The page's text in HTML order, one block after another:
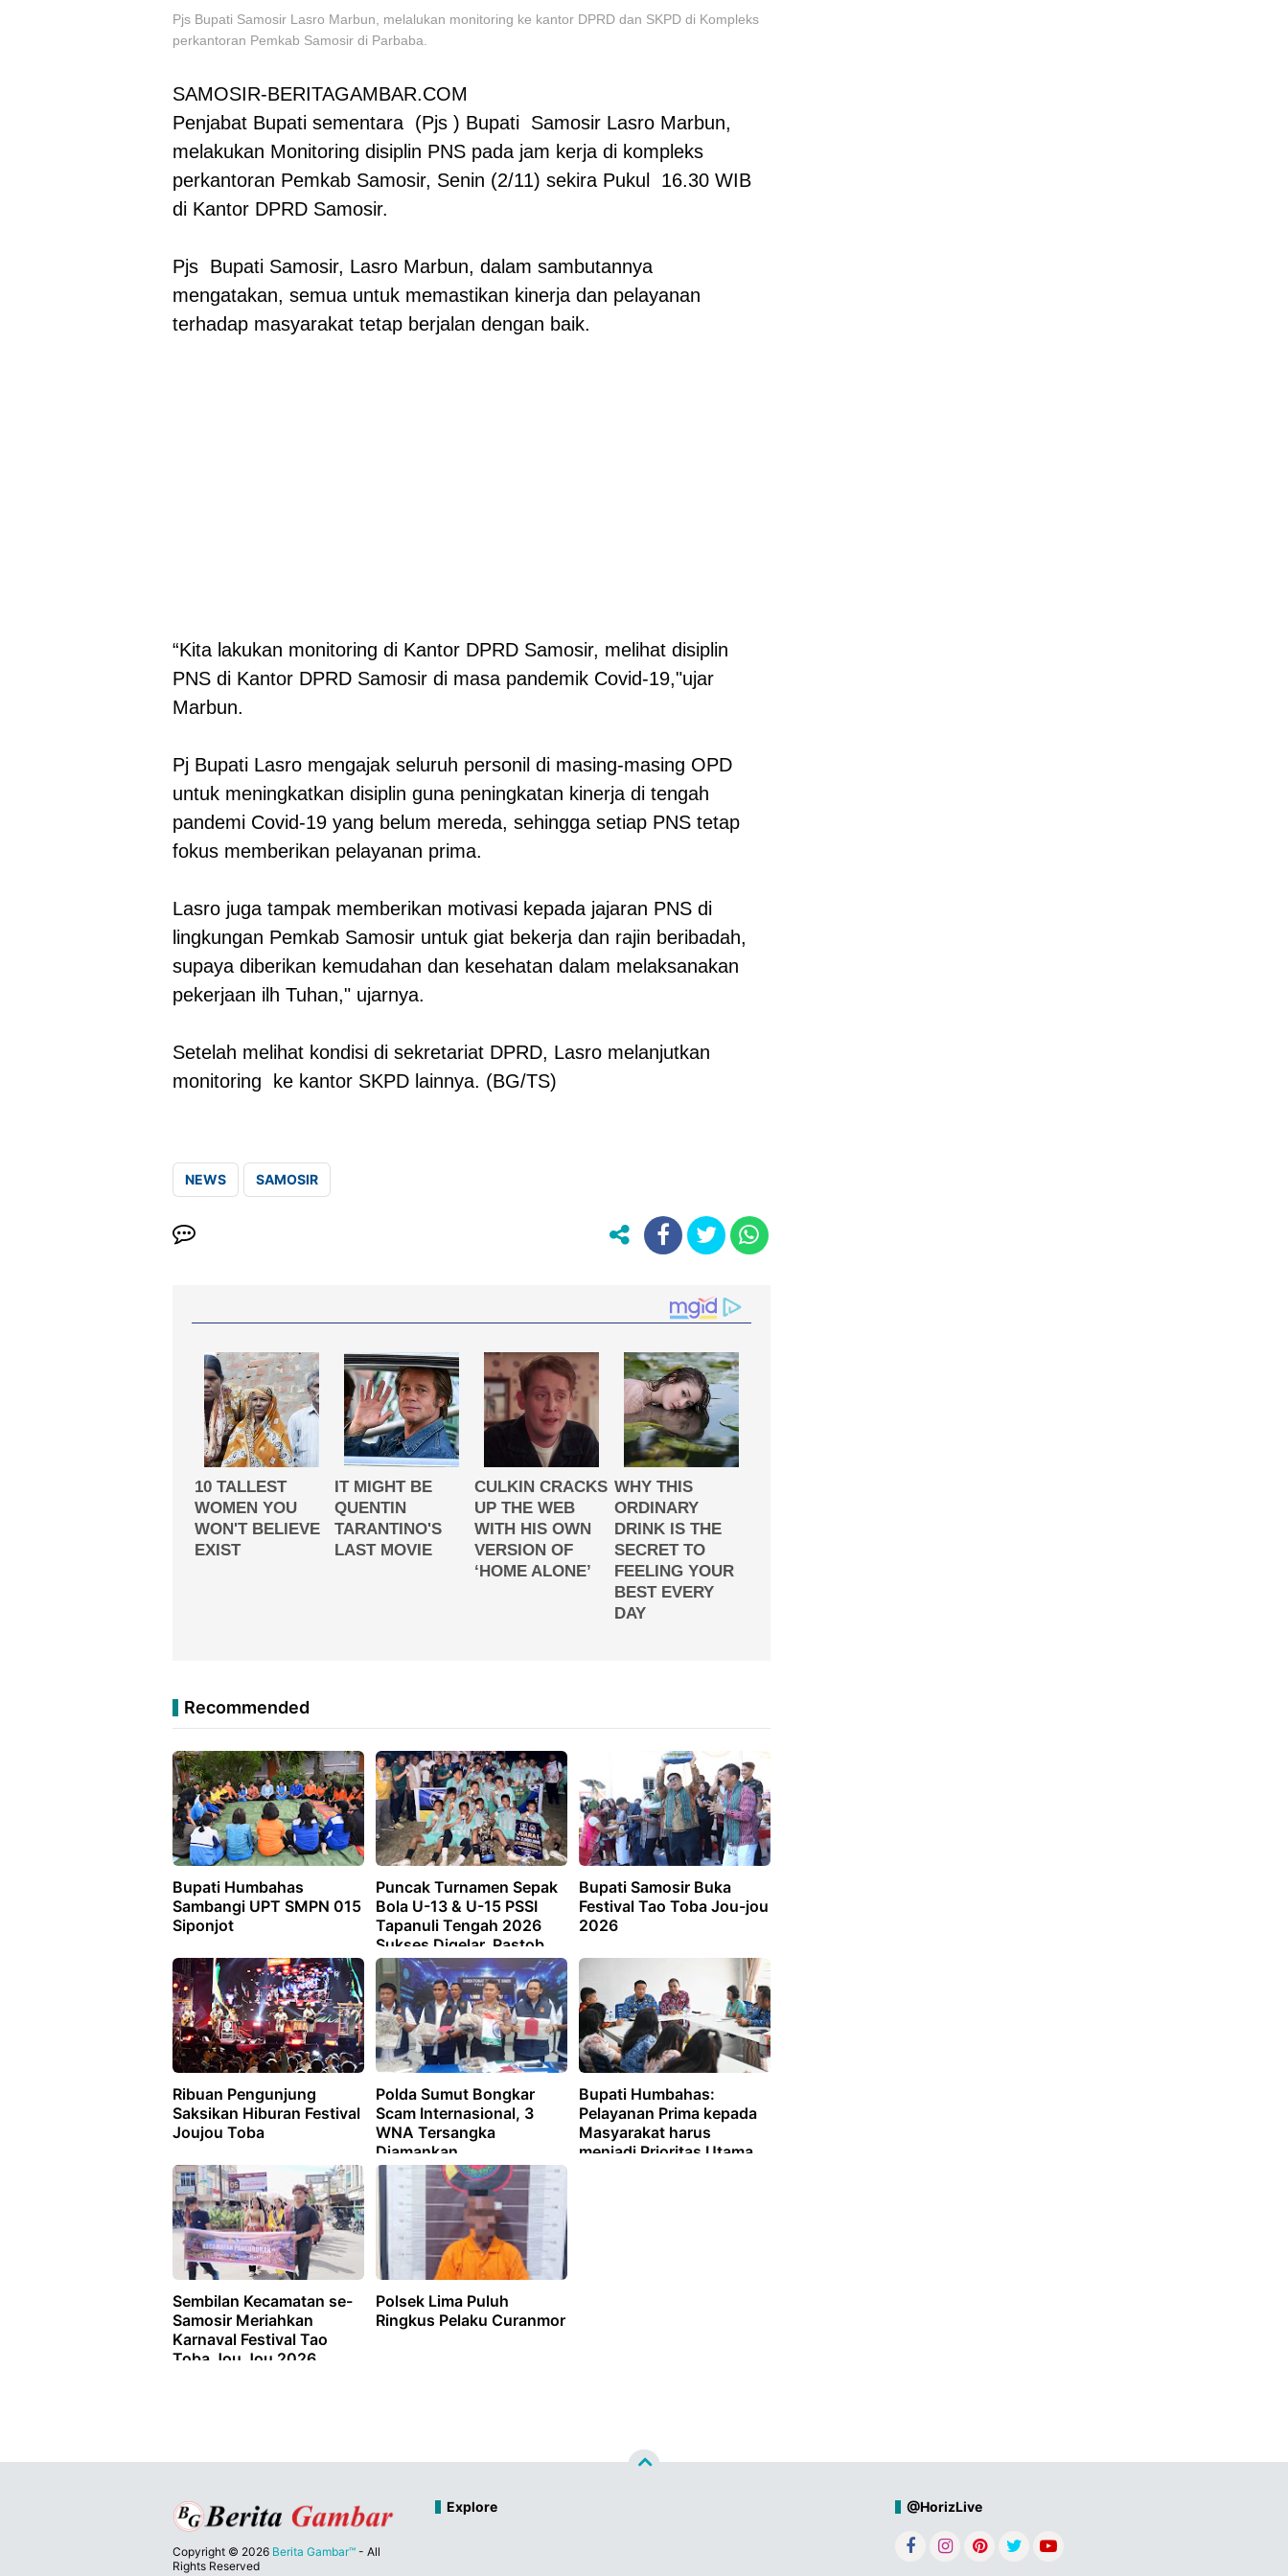
Pjs Bupati Samosir Lasro Marbun, melalukan monitoring ke kantor DPRD dan SKPD di Kompleks
perkantoran Pemkab Samosir di Parbaba.
SAMOSIR-BERITAGAMBAR.COM
Penjabat Bupati sementara (Pjs ) Bupati Samosir Lasro Marbun,
melakukan Monitoring disiplin PNS pada jam kerja di kompleks
perkantoran Pemkab Samosir, Senin (2/11) sekira Pukul 16.30 WIB
di Kantor DPRD Samosir.
Pjs Bupati Samosir, Lasro Marbun, dalam sambutannya
mengatakan, semua untuk memastikan kinerja dan pelayanan
terhadap masyarakat tetap berjalan dengan baik.
“Kita lakukan monitoring di Kantor DPRD Samosir, melihat disiplin
PNS di Kantor DPRD Samosir di masa pandemik Covid-19,"ujar
Marbun.
Pj Bupati Lasro mengajak seluruh personil di masing-masing OPD
untuk meningkatkan disiplin guna peningkatan kinerja di tengah
pandemi Covid-19 yang belum mereda, sehingga setiap PNS tetap
fokus memberikan pelayanan prima.
Lasro juga tampak memberikan motivasi kepada jajaran PNS di
lingkungan Pemkab Samosir untuk giat bekerja dan rajin beribadah,
supaya diberikan kemudahan dan kesehatan dalam melaksanakan
pekerjaan ilh Tuhan," ujarnya.
Setelah melihat kondisi di sekretariat DPRD, Lasro melanjutkan
monitoring ke kantor SKPD lainnya. (BG/TS)
NEWS SAMOSIR
Recommended
Bupati Humbahas
Sambangi UPT SMPN 015
Siponjot
Puncak Turnamen Sepak
Bola U-13 & U-15 PSSI
Tapanuli Tengah 2026
Sukses Digelar, Pastob
FC dan SSB Sahata Barus
Sabet Juara Pertama
Bupati Samosir Buka
Festival Tao Toba Jou-jou
2026
Ribuan Pengunjung
Saksikan Hiburan Festival
Joujou Toba
Polda Sumut Bongkar
Scam Internasional, 3
WNA Tersangka
Diamankan
Bupati Humbahas:
Pelayanan Prima kepada
Masyarakat harus
menjadi Prioritas Utama
Sembilan Kecamatan se-
Samosir Meriahkan
Karnaval Festival Tao
Toba Jou Jou 2026
Polsek Lima Puluh
Ringkus Pelaku Curanmor
Copyright © 2026 Berita Gambar™ - All
Rights Reserved
Explore @HorizLive